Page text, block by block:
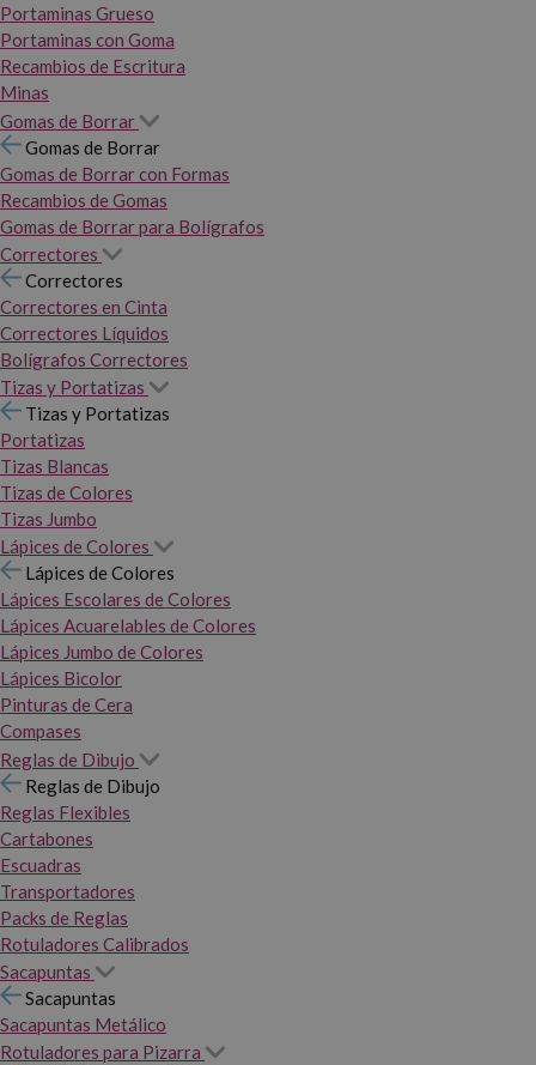
Portaminas Grueso
Portaminas con Goma
Recambios de Escritura
Minas
Gomas de Borrar
Gomas de Borrar
Gomas de Borrar con Formas
Recambios de Gomas
Gomas de Borrar para Bolígrafos
Correctores
Correctores
Correctores en Cinta
Correctores Líquidos
Bolígrafos Correctores
Tizas y Portatizas
Tizas y Portatizas
Portatizas
Tizas Blancas
Tizas de Colores
Tizas Jumbo
Lápices de Colores
Lápices de Colores
Lápices Escolares de Colores
Lápices Acuarelables de Colores
Lápices Jumbo de Colores
Lápices Bicolor
Pinturas de Cera
Compases
Reglas de Dibujo
Reglas de Dibujo
Reglas Flexibles
Cartabones
Escuadras
Transportadores
Packs de Reglas
Rotuladores Calibrados
Sacapuntas
Sacapuntas
Sacapuntas Metálico
Rotuladores para Pizarra